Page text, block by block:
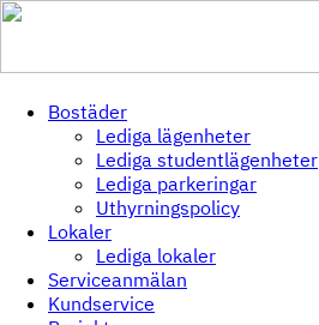
Bostäder
Lediga lägenheter
Lediga studentlägenheter
Lediga parkeringar
Uthyrningspolicy
Lokaler
Lediga lokaler
Serviceanmälan
Kundservice